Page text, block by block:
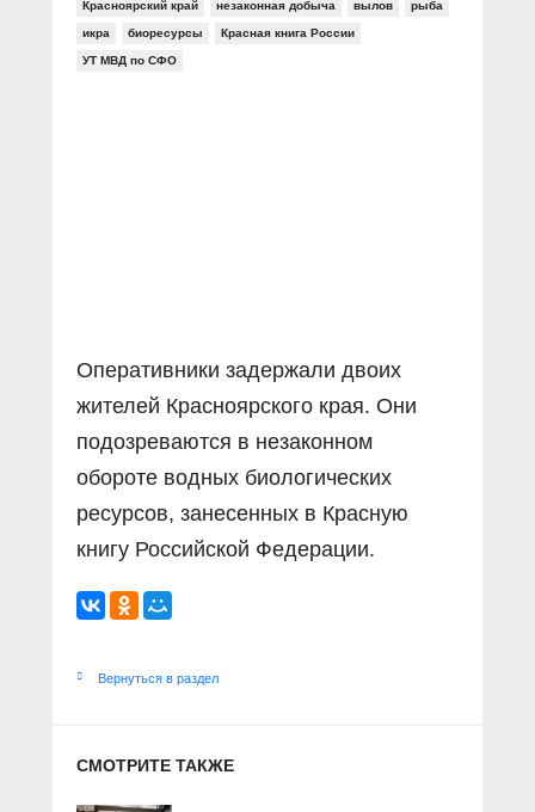
Социальные ролики
Прямой разговор
В знании сила
Газета «Щит и меч»
Журнал «Полиция России»
О ПОРТАЛЕ
Красноярский край незаконная добыча вылов рыба
икра биоресурсы Красная книга России
УТ МВД по СФО
Оперативники задержали двоих
жителей Красноярского края. Они
подозреваются в незаконном
обороте водных биологических
ресурсов, занесенных в Красную
книгу Российской Федерации.
Вернуться в раздел
СМОТРИТЕ ТАКЖЕ